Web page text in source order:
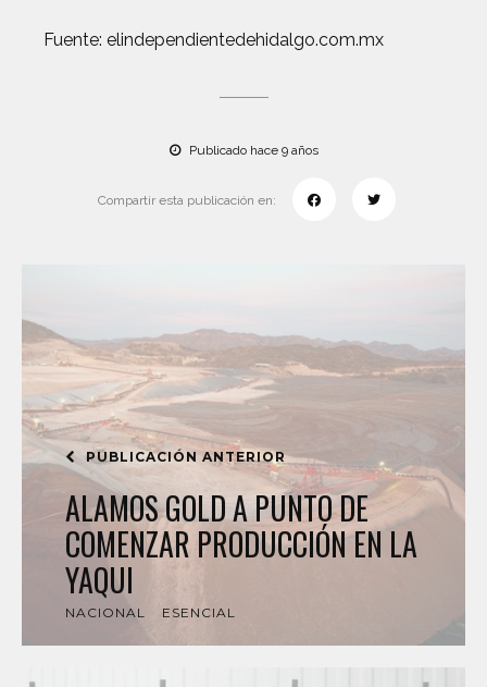
Fuente: elindependientedehidalgo.com.mx
Publicado hace 9 años
Compartir esta publicación en:
PUBLICACIÓN ANTERIOR
ALAMOS GOLD A PUNTO DE
COMENZAR PRODUCCIÓN EN LA
YAQUI
NACIONAL ESENCIAL